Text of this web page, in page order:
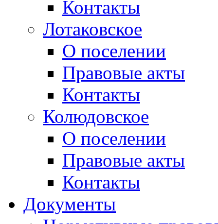
Контакты
Лотаковское
О поселении
Правовые акты
Контакты
Колюдовское
О поселении
Правовые акты
Контакты
Документы